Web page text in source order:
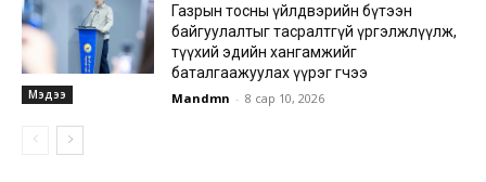
Мэдээ
Газрын тосны үйлдвэрийн бүтээн
байгуулалтыг тасралтгүй үргэлжлүүлж,
түүхий эдийн хангамжийг
баталгаажуулах үүрэг өгчээ
Mandmn - 8 сар 10, 2026